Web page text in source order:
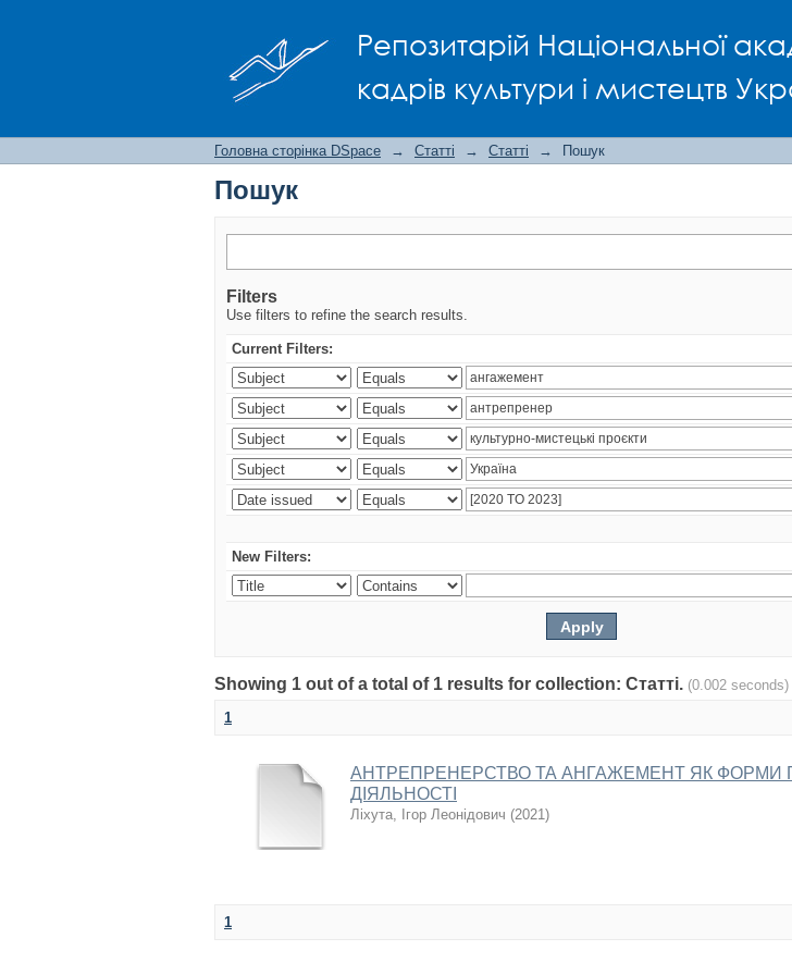
Репозитарій Національної
кадрів культури і мистецтв
Головна сторінка DSpace → Статті → Статті → Пошук
Пошук
Filters
Use filters to refine the search results.
Current Filters:
New Filters:
Showing 1 out of a total of 1 results for collection: Статті. (0.002 seconds)
1
АНТРЕПРЕНЕРСТВО ТА АНГАЖЕМЕНТ ЯК ФОРМИ
ДІЯЛЬНОСТІ
Ліхута, Ігор Леонідович (2021)
1